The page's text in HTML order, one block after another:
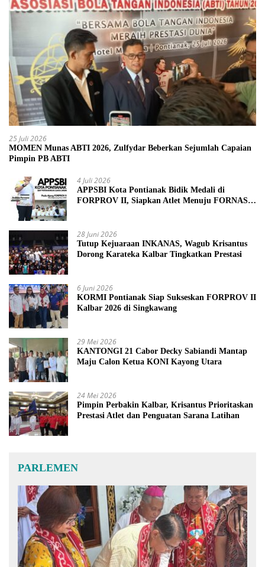
25 Juli 2026
MOMEN Munas ABTI 2026, Zulfydar Beberkan Sejumlah Capaian
Pimpin PB ABTI
4 Juli 2026
APPSBI Kota Pontianak Bidik Medali di
FORPROV II, Siapkan Atlet Menuju FORNAS
28 Juni 2026
Tutup Kejuaraan INKANAS, Wagub Krisantus
Dorong Karateka Kalbar Tingkatkan Prestasi
6 Juni 2026
KORMI Pontianak Siap Sukseskan FORPROV II
Kalbar 2026 di Singkawang
29 Mei 2026
KANTONGI 21 Cabor Decky Sabiandi Mantap
Maju Calon Ketua KONI Kayong Utara
24 Mei 2026
Pimpin Perbakin Kalbar, Krisantus Prioritaskan
Prestasi Atlet dan Penguatan Sarana Latihan
PARLEMEN